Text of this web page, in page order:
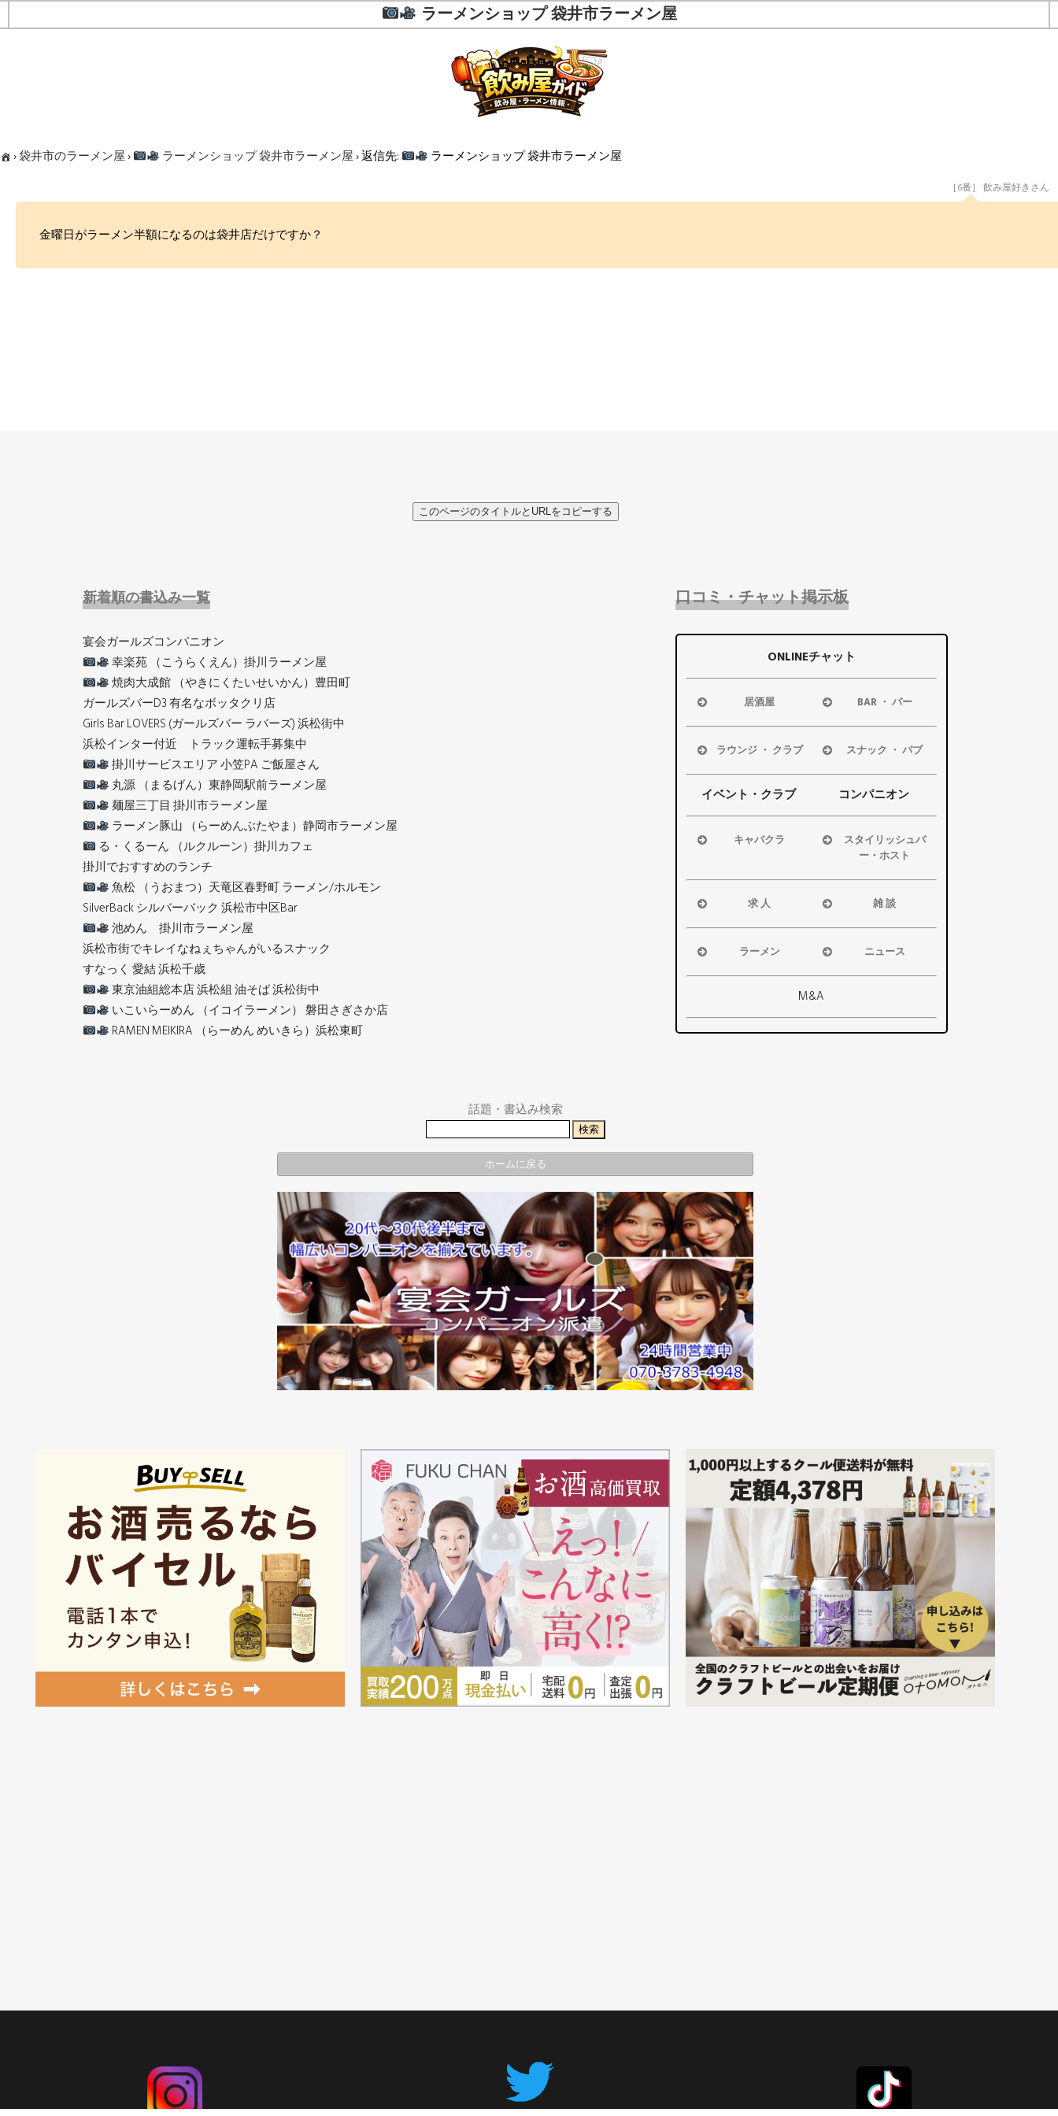
ラーメンショップ 袋井市ラーメン屋
›袋井市のラーメン屋› ラーメンショップ 袋井市ラーメン屋›返信先: ラーメンショップ 袋井市ラーメン屋
［6番］ 飲み屋好きさん
金曜日がラーメン半額になるのは袋井店だけですか？
このページのタイトルとURLをコピーする
新着順の書込み一覧
宴会ガールズコンパニオン
幸楽苑 （こうらくえん）掛川ラーメン屋
焼肉大成館 （やきにくたいせいかん）豊田町
ガールズバーD3 有名なボッタクリ店
Girls Bar LOVERS (ガールズバー ラバーズ) 浜松街中
浜松インター付近 トラック運転手募集中
掛川サービスエリア 小笠PA ご飯屋さん
丸源 （まるげん）東静岡駅前ラーメン屋
麺屋三丁目 掛川市ラーメン屋
ラーメン豚山 （らーめんぶたやま）静岡市ラーメン屋
る・くるーん （ルクルーン）掛川カフェ
掛川でおすすめのランチ
魚松 （うおまつ）天竜区春野町 ラーメン/ホルモン
SilverBack シルバーバック 浜松市中区Bar
池めん 掛川市ラーメン屋
浜松市街でキレイなねぇちゃんがいるスナック
すなっく 愛結 浜松千歳
東京油組総本店 浜松組 油そば 浜松街中
いこいらーめん （イコイラーメン） 磐田さぎさか店
RAMEN MEIKIRA （らーめん めいきら）浜松東町
口コミ・チャット掲示板
ONLINEチャット
居酒屋
浜松市
磐田市
掛川市
BAR ・ バー
浜松市
磐田市
掛川市
ラウンジ ・ クラブ
浜松市
磐田市
袋井市
掛川市
スナック ・ パブ
浜松市
磐田市
袋井市
掛川市
その他エリア
イベント・クラブ コンパニオン
キャバクラ
磐田市
袋井市
掛川市
その他エリア
スタイリッシュバ
ー・ホスト
浜松市
磐田市・袋井
求 人
浜松市
磐田市
雑 談
浜松市
磐田市
ラーメン
浜松市
袋井市
掛川市
ニュース
浜松市・磐田市
県警事件・事故
速報
M&A
話題・書込み検索
ホームに戻る